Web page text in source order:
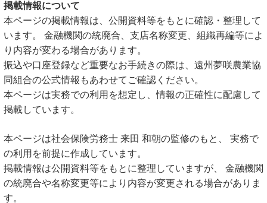
掲載情報について
本ページの掲載情報は、公開資料等をもとに確認・整理して
います。 金融機関の統廃合、支店名称変更、組織再編等によ
り内容が変わる場合があります。
振込や口座登録など重要なお手続きの際は、遠州夢咲農業協
同組合の公式情報もあわせてご確認ください。
本ページは実務での利用を想定し、情報の正確性に配慮して
掲載しています。
本ページは社会保険労務士 来田 和朝の監修のもと、 実務で
の利用を前提に作成しています。
掲載情報は公開資料等をもとに整理していますが、 金融機関
の統廃合や名称変更等により内容が変更される場合がありま
す。